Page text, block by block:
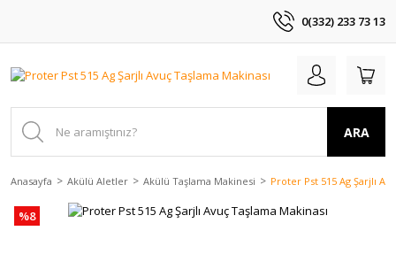
0(332) 233 73 13
ARA
Anasayfa Akülü Aletler Akülü Taşlama Makinesi Proter Pst 515 Ag Şarjlı
%8